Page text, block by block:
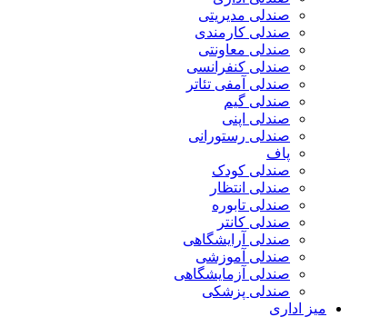
صندلی مدیریتی
صندلی کارمندی
صندلی معاونتی
صندلی کنفرانسی
صندلی آمفی تئاتر
صندلی گیم
صندلی اپنی
صندلی رستورانی
پاف
صندلی کودک
صندلی انتظار
صندلی تابوره
صندلی کانتر
صندلی آرایشگاهی
صندلی آموزشی
صندلی آزمایشگاهی
صندلی پزشکی
میز اداری